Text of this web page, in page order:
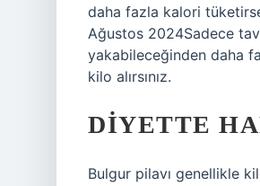
daha fazla kalori
Ağustos 2024Sadece
yakabileceğinden daha
kilo alırsınız.
DIYETTE
Bulgur pilavı genellikle